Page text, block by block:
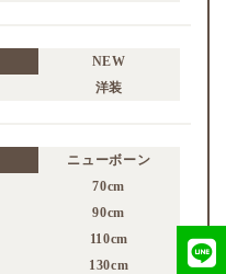
NEW
洋装
ニューボーン
70cm
90cm
110cm
130cm